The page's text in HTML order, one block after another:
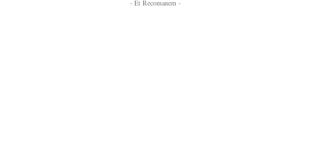
- Et Recomanem -